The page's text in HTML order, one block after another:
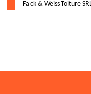
Falck & Weiss Toiture